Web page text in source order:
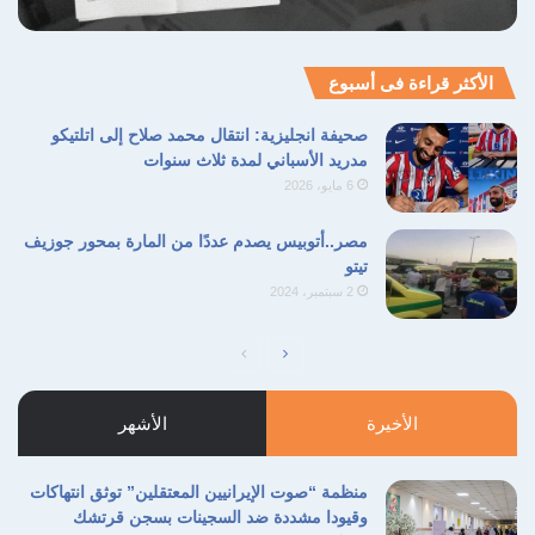
الأكثر قراءة فى أسبوع
صحيفة انجليزية: انتقال محمد صلاح إلى اتلتيكو
مدريد الأسباني لمدة ثلاث سنوات
6 مايو، 2026
مصر..أتوبيس يصدم عددًا من المارة بمحور جوزيف
تيتو
2 سبتمبر، 2024
الصفحة
السابقة
الصفحة
التالية
الأخيرة الأشهر
منظمة “صوت الإيرانيين المعتقلين” توثق انتهاكات
وقيودا مشددة ضد السجينات بسجن قرتشك